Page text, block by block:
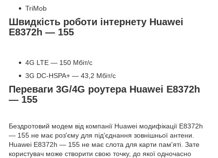
TriMob
Швидкість роботи інтернету Huawei
E8372h — 155
4G LTE — 150 Мбіт/с
3G DC-HSPA+ — 43,2 Мбіт/с
Переваги 3G/4G роутера Huawei E8372h
— 155
Бездротовий модем від компанії Huawei модифікації E8372h
— 155 не має роз'єму для під'єднання зовнішньої антени.
Huawei E8372h — 155 не має слота для карти пам'яті. Зате
користувач може створити свою точку, до якої одночасно